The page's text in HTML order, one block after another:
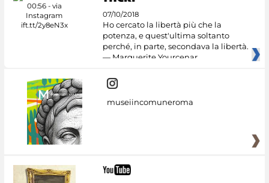
07/10/2018
Ho cercato la libertà più che la
potenza, e quest'ultima soltanto
perché, in parte, secondava la libertà.
— Marguerite Yourcenar
museiincomuneroma